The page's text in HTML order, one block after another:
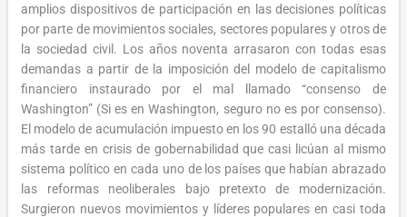
amplios dispositivos de participación en las decisiones políticas
por parte de movimientos sociales, sectores populares y otros de
la sociedad civil. Los años noventa arrasaron con todas esas
demandas a partir de la imposición del modelo de capitalismo
financiero instaurado por el mal llamado “consenso de
Washington” (Si es en Washington, seguro no es por consenso).
El modelo de acumulación impuesto en los 90 estalló una década
más tarde en crisis de gobernabilidad que casi licúan al mismo
sistema político en cada uno de los países que habían abrazado
las reformas neoliberales bajo pretexto de modernización.
Surgieron nuevos movimientos y líderes populares en casi toda